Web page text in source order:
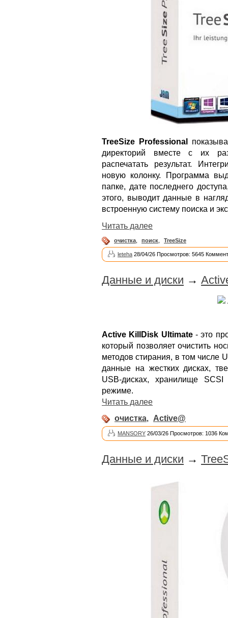
TreeSize Professional
директорий вместе с их
распечатать результат.
новую колонку. Программа
папке, дате последнего
этого, выводит данные в
встроенную систему поиска и
Читать далее
очистка поиск TreeSize
leteha 28/04/26 Просмотров: 5645
Данные и диски →
Active KillDisk Ultimate- это
который позволяет очистить
методов стирания, в том числе
данные на жестких дисках,
USB-дисках, хранилище
режиме.
Читать далее
очистка, Active@
MANSORY 26/03/26 Просмотров: 1036
Данные и диски →